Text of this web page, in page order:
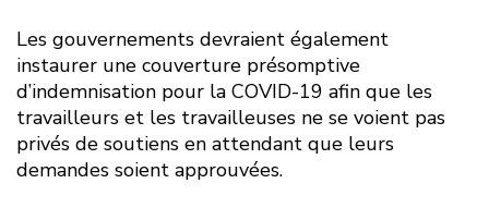
Les gouvernements devraient également
instaurer une couverture présomptive
d’indemnisation pour la COVID-19 afin que les
travailleurs et les travailleuses ne se voient pas
privés de soutiens en attendant que leurs
demandes soient approuvées.